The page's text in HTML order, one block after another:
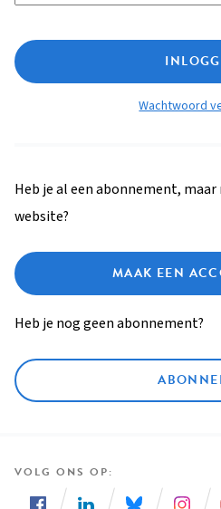
Wachtwoord
Heb je al een abonnement,
website?
MAAK EEN
Heb je nog geen abonnement?
VOLG ONS OP